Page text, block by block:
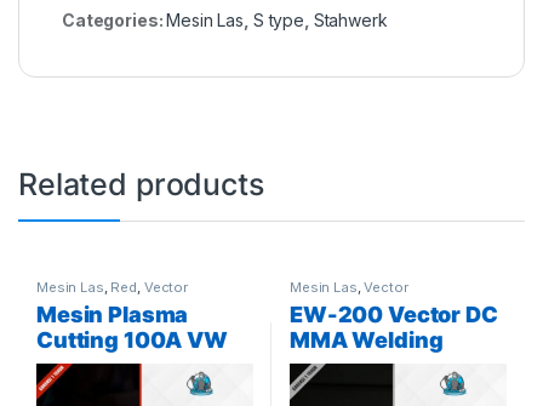
Categories: Mesin Las, S type, Stahwerk
Related products
Mesin Las, Red, Vector
Mesin Plasma
Cutting 100A VW
Vector Red Paris
1000
Mesin Las,Vector
EW-200 Vector DC
MMA Welding
Machine